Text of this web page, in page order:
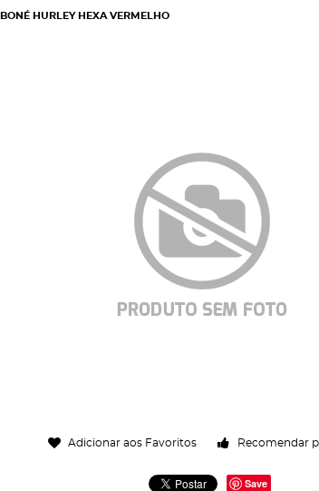
BONÉ HURLEY HEXA VERMELHO
Adicionar aos Favoritos Recomendar
Save